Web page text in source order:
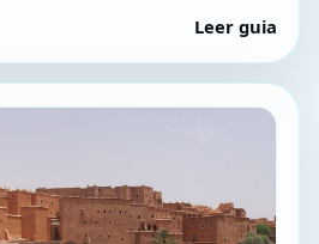
Leer guia